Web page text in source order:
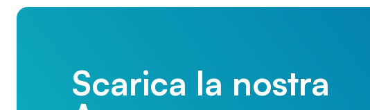
Scarica la nostra